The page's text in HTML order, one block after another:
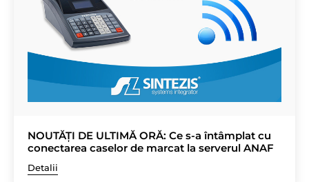
NOUTĂȚI DE ULTIMĂ ORĂ: Ce s-a întâmplat cu
conectarea caselor de marcat la serverul ANAF
Detalii